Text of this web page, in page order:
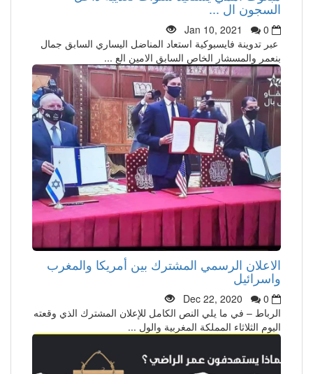
السجون ال ...
Jan 10, 2021
0
عبر تدوينة فايسبوكية استعاد المناضل اليساري السابق جمال
بنعمر والمسشار الخاص السابق الامين الع ...
الاعلان الرسمي المشترك بين أمريكا والمغرب
واسرائيل
Dec 22, 2020
0
الرباط – في ما يلي النص الكامل للإعلان المشترك الذي وقعته
اليوم الثلاثاء المملكة المغربية والول ...